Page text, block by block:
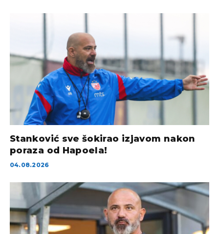
Stanković sve šokirao izjavom nakon
poraza od Hapoela!
04.08.2026